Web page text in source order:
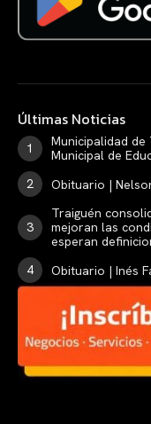
Últimas Noticias
Municipalidad
Municipal de
Obituario |
Traiguén
mejoran las
esperan
Obituario | Inés